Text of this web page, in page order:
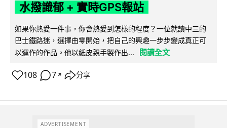
水撥識郁 + 實時GPS報站
如果你熱愛一件事，你會熱愛到怎樣的程度？一位就讀中三的
巴士鐵路迷，選擇由零開始，把自己的興趣一步步變成真正可
以運作的作品。他以紙皮親手製作出...
閱讀全文
108 7 ↗ 分享
ADVERTISEMENT